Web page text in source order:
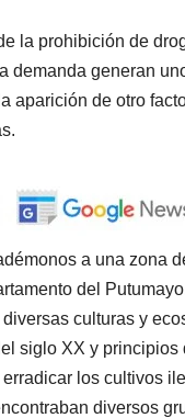
la prohibición de
demanda generan
aparición de otro
a una zona
del
culturas y
siglo XX y principios
los cultivos
diversos